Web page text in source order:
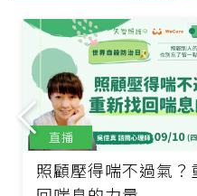
照顧壓得喘不過氣？
直播